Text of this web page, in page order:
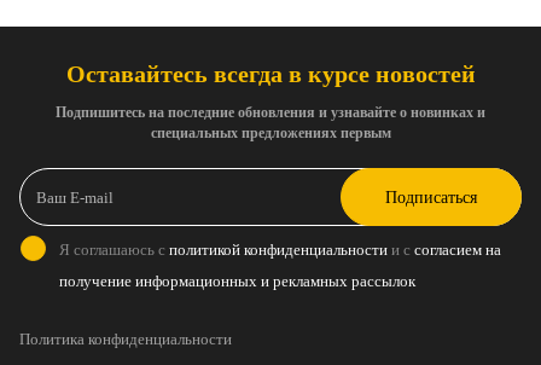
Оставайтесь всегда в курсе новостей
Подпишитесь на последние обновления и узнавайте о новинках и
специальных предложениях первым
Подписаться
Я соглашаюсь с политикой конфиденциальности и с согласием на
получение информационных и рекламных рассылок
Политика конфиденциальности